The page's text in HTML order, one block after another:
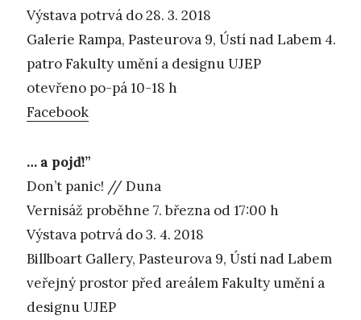
Výstava potrvá do 28. 3. 2018
Galerie Rampa, Pasteurova 9, Ústí nad Labem 4.
patro Fakulty umění a designu UJEP
otevřeno po-pá 10-18 h
Facebook
… a pojď!”
Don’t panic! // Duna
Vernisáž proběhne 7. března od 17:00 h
Výstava potrvá do 3. 4. 2018
Billboart Gallery, Pasteurova 9, Ústí nad Labem
veřejný prostor před areálem Fakulty umění a
designu UJEP